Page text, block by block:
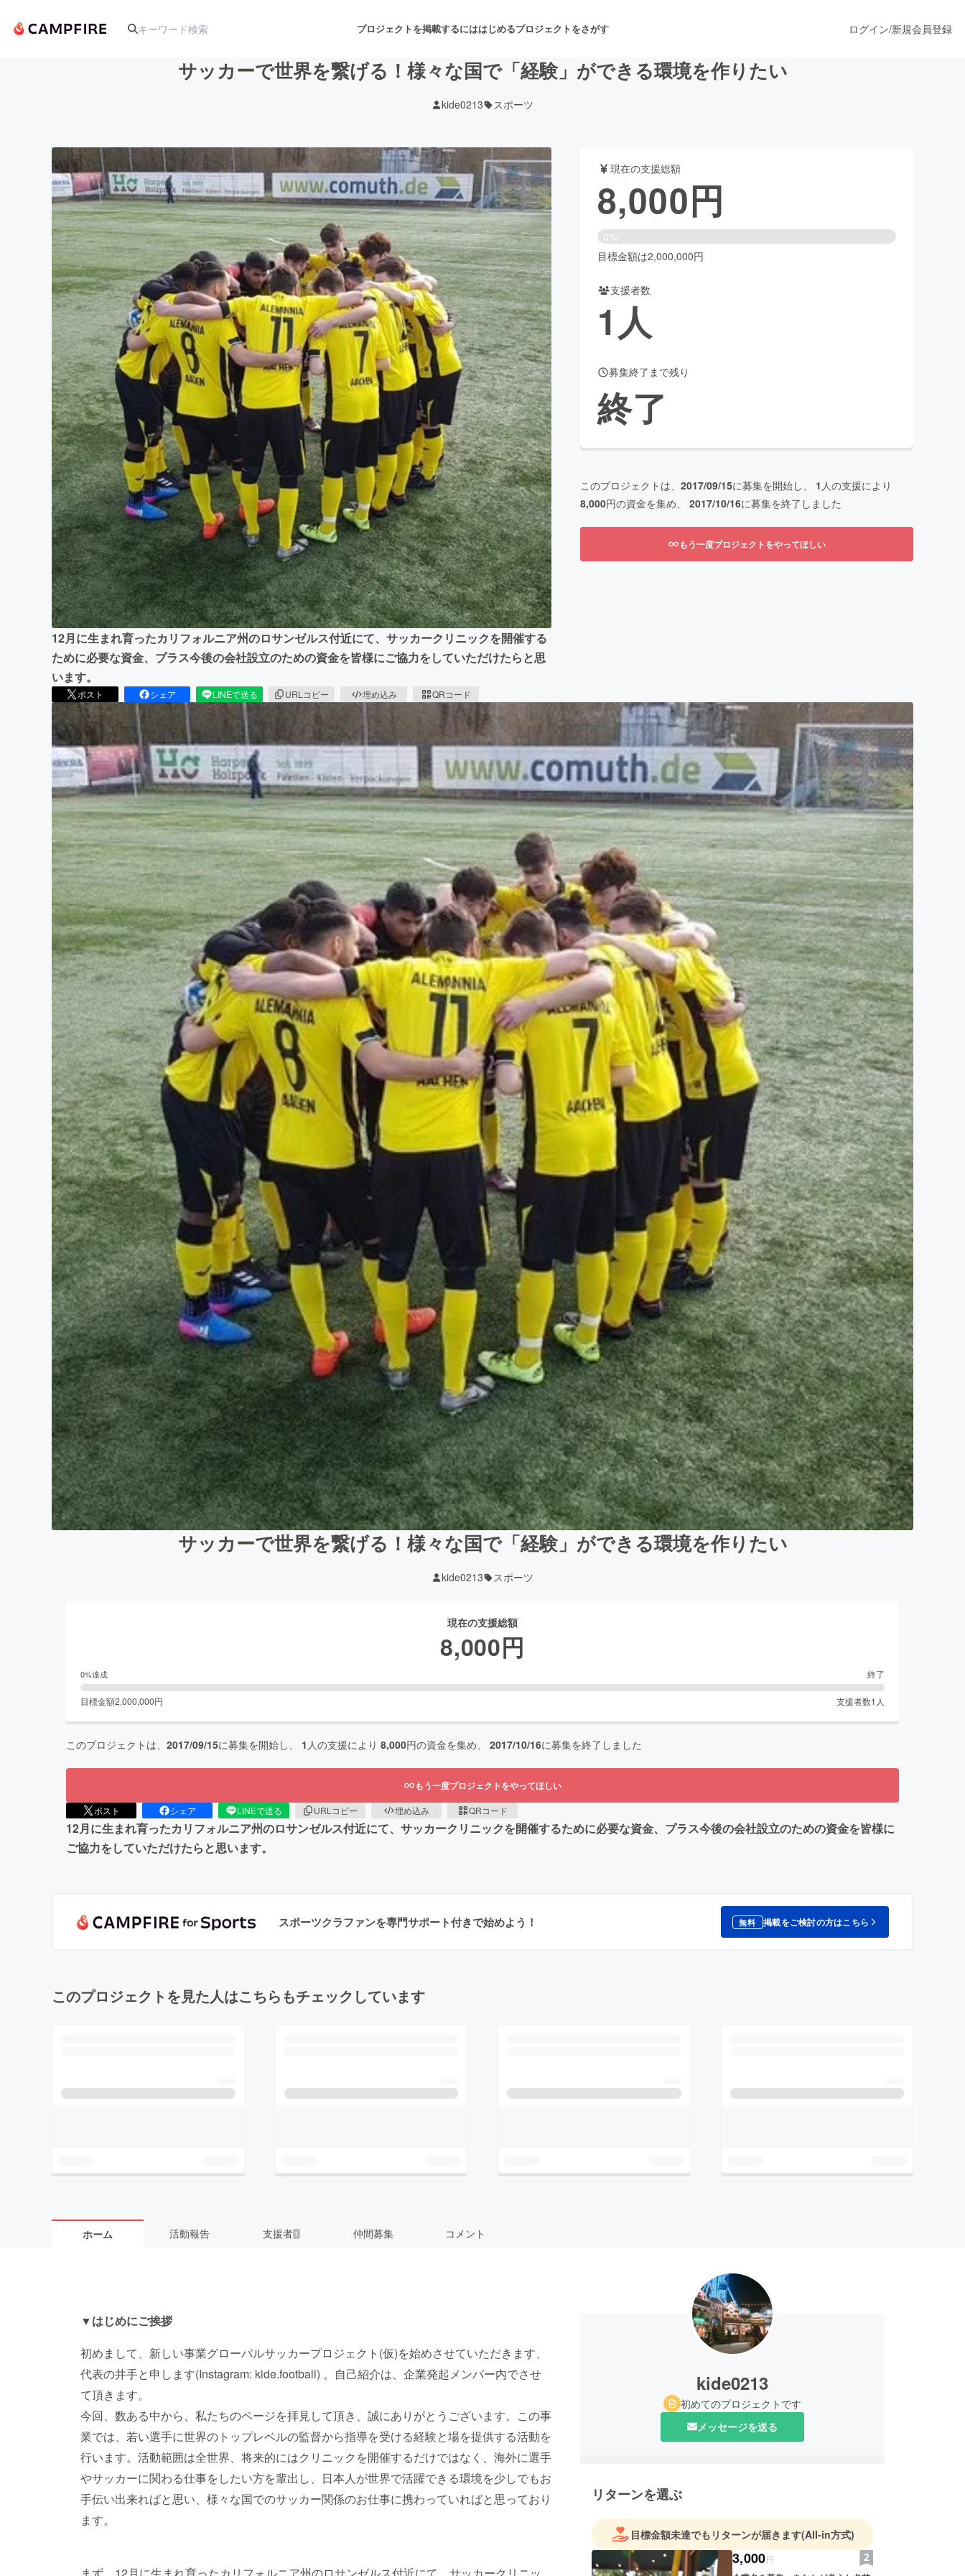
プロジェクトを掲載するにははじめるプロジェクトをさがす
アート・写真 音楽 舞台・パフォーマンス
テクノロジー・ガジェット ゲーム・サービス開発 フード・飲食店
映像・映画 書籍・雑誌出版 アニメ・漫画
ビジネス・起業 チャレンジ ビューティー・ヘルスケア
まちづくり・地域活性化
CAMPFIRE for Social GoodCAMPFIRE Creation
CAMPFIREふるさと納税machi-yaコミュニティ
ログイン/新規会員登録
サッカーで世界を繋げる！様々な国で「経験」ができる環境を作りたい
kide0213 スポーツ
12月に生まれ育ったカリフォルニア州のロサンゼルス付近にて、サッカークリニックを開催する
ために必要な資金、プラス今後の会社設立のための資金を皆様にご協力をしていただけたらと思
います。
ポスト シェア LINEで送る URLコピー 埋め込み QRコード
現在の支援総額
8,000円
0%
目標金額は2,000,000円
支援者数
1人
募集終了まで残り
終了
このプロジェクトは、 2017/09/15に募集を開始し、 1 人の支援により
8,000円の資金を集め、 2017/10/16に募集を終了しました
もう一度プロジェクトをやってほしい
サッカーで世界を繋げる！様々な国で「経験」ができる環境を作りたい
kide0213 スポーツ
現在の支援総額
8,000円
0%達成 終了
目標金額2,000,000円 支援者数1 人
このプロジェクトは、 2017/09/15に募集を開始し、 1 人の支援により 8,000円の資金を集め、 2017/10/16に募集を終了しました
もう一度プロジェクトをやってほしい
ポスト シェア LINEで送る URLコピー 埋め込み QRコード
12月に生まれ育ったカリフォルニア州のロサンゼルス付近にて、サッカークリニックを開催するために必要な資金、プラス今後の会社設立のための資金を皆様に
ご協力をしていただけたらと思います。
スポーツクラファンを専門サポート付きで始めよう！ 無料 掲載をご検討の方はこちら
このプロジェクトを見た人はこちらもチェックしています
ホーム 活動報告 支援者 1 仲間募集 コメント
▼はじめにご挨拶
初めまして、新しい事業グローバルサッカープロジェクト(仮)を始めさせていただきます、
代表の井手と申します(Instagram: kide.football) 。自己紹介は、企業発起メンバー内でさせ
て頂きます。
今回、数ある中から、私たちのページを拝見して頂き、誠にありがとうございます。この事
業では、若い選手に世界のトップレベルの監督から指導を受ける経験と場を提供する活動を
行います。活動範囲は全世界、将来的にはクリニックを開催するだけではなく、海外に選手
やサッカーに関わる仕事をしたい方を輩出し、日本人が世界で活躍できる環境を少しでもお
手伝い出来ればと思い、様々な国でのサッカー関係のお仕事に携わっていればと思っており
ます。
kide0213
初めてのプロジェクトです
メッセージを送る
リターンを選ぶ
目標金額未達でもリターンが届きます(All-in方式)
3,000円